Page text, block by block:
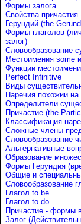
Формы залога
Свойства
Герундий (the
Формы глаголов
залог)
Словообразование
Местоимения some
Функции
Perfect Infinitive
Виды
Наречия похожии
Определители
Причастие (the
Классификация
Сложные члены
Словообразование
Альтернативные
Образование
Формы Герундия
Общие и
Словообразование
Глагол to be
Глагол to do
Причастие - формы
Залог